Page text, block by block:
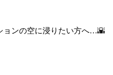
ョンの空に浸りたい方へ…🌇